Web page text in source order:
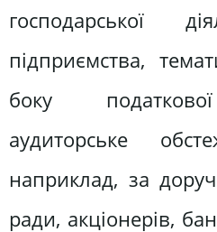
господарської
підприємства,
боку податкової
аудиторське
наприклад, за
ради, акціонерів,